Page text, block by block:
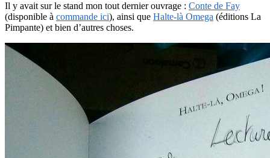
Il y avait sur le stand mon tout dernier ouvrage : Conte de Fay
(disponible à commande ici), ainsi que Halte-là Omega (éditions La
Pimpante) et bien d’autres choses.